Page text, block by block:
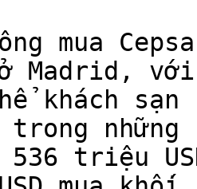
mua
Madrid, với
khách
những
triệu